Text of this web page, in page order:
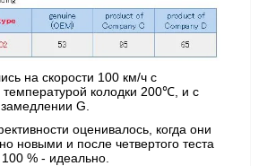
на скорости 100 км/ч с
колодки 200℃, и с
G.
оценивалось, когда они
новыми и после четвертого теста
% - идеально.